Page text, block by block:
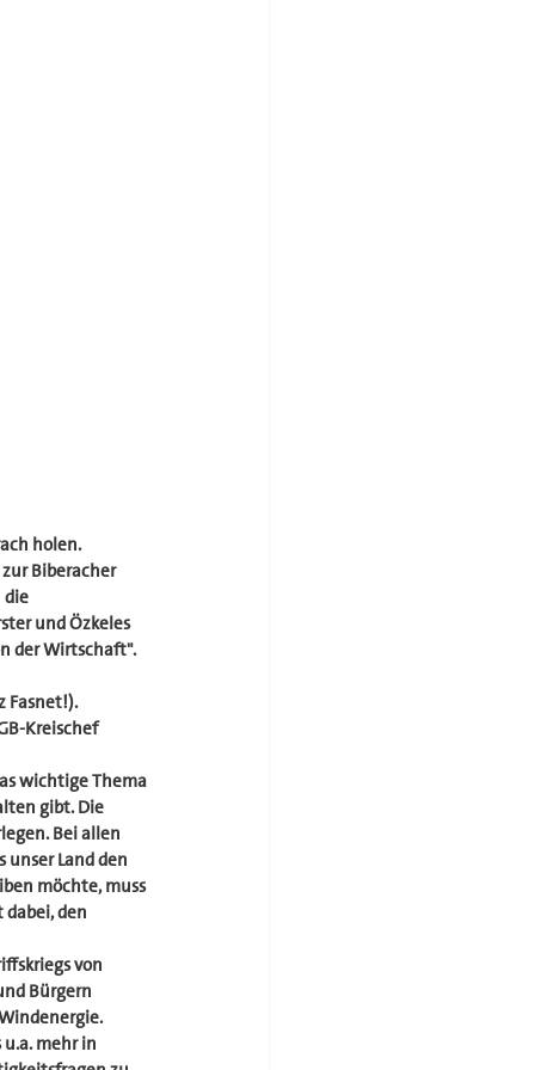
holen.
Biberacher
die
und Özkeles
der Wirtschaft".
Fasnet!).
Kreischef
wichtige Thema
gibt. Die
Bei allen
Land den
möchte, muss
den
von
Bürgern
mehr in